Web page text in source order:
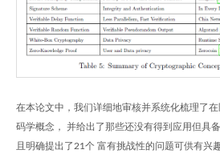
在本论文中，我们详细地审核并系统化梳理了
码学概念， 并给出了那些还没有得到应用但具
且明确提出了21个 富有挑战性的问题可供有兴